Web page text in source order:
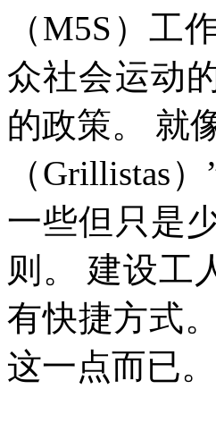
（M5S ）工
众社会运动
的政策。
就
（Grillistas
一些但只是
则。
建设工
有快捷方式。
这一点而已。